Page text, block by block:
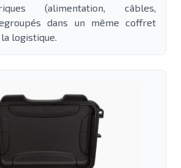
(alimentation, câbles,
dans un même coffret
logistique.